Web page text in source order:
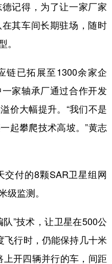
记得，为了让一家厂家
其车间长期驻场，随时
。
已拓展至1300余家企
家轴承厂通过合作开发
价大幅提升。“我们不是
起攀爬技术高坡。”黄志
付的8颗SAR卫星组网
级监测。
”技术，让卫星在500公
飞行时，仍能保持几十米
上开四辆并行的车，间距